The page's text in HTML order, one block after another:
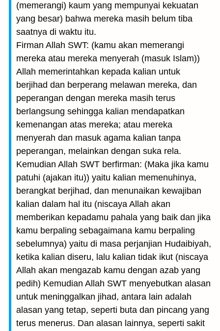
(memerangi) kaum yang mempunyai kekuatan
yang besar) bahwa mereka masih belum tiba
saatnya di waktu itu.
Firman Allah SWT: (kamu akan memerangi
mereka atau mereka menyerah (masuk Islam))
Allah memerintahkan kepada kalian untuk
berjihad dan berperang melawan mereka, dan
peperangan dengan mereka masih terus
berlangsung sehingga kalian mendapatkan
kemenangan atas mereka; atau mereka
menyerah dan masuk agama kalian tanpa
peperangan, melainkan dengan suka rela.
Kemudian Allah SWT berfirman: (Maka jika kamu
patuhi (ajakan itu)) yaitu kalian memenuhinya,
berangkat berjihad, dan menunaikan kewajiban
kalian dalam hal itu (niscaya Allah akan
memberikan kepadamu pahala yang baik dan jika
kamu berpaling sebagaimana kamu berpaling
sebelumnya) yaitu di masa perjanjian Hudaibiyah,
ketika kalian diseru, lalu kalian tidak ikut (niscaya
Allah akan mengazab kamu dengan azab yang
pedih) Kemudian Allah SWT menyebutkan alasan
untuk meninggalkan jihad, antara lain adalah
alasan yang tetap, seperti buta dan pincang yang
terus menerus. Dan alasan lainnya, seperti sakit